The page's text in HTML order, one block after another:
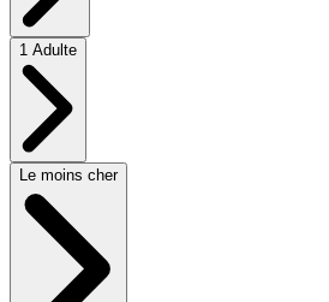
1 Adulte
Le moins cher